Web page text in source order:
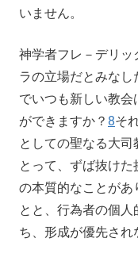
いません。
神学者フレ－デリ
ラの立場だとみな
でいつも新しい教会
ができますか？ 8そ
としての聖なる大
とって、ずば抜け
の本質的なことがあ
とと、行為者の個
ち、形成が優先され